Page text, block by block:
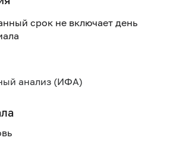
срок не включает день
анализ (ИФА)